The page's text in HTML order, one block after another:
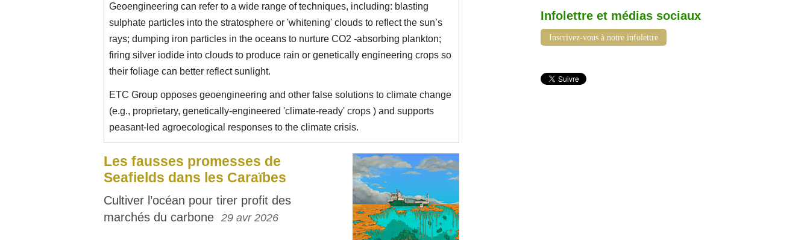
Geoengineering can refer to a wide range of techniques, including: blasting
sulphate particles into the stratosphere or 'whitening' clouds to reflect the sun’s
rays; dumping iron particles in the oceans to nurture CO2 -absorbing plankton;
firing silver iodide into clouds to produce rain or genetically engineering crops so
their foliage can better reflect sunlight.
ETC Group opposes geoengineering and other false solutions to climate change
(e.g., proprietary, genetically-engineered 'climate-ready' crops ) and supports
peasant-led agroecological responses to the climate crisis.
Les fausses promesses de
Seafields dans les Caraïbes
Cultiver l’océan pour tirer profit des
marchés du carbone 29 avr 2026
Infolettre et médias sociaux
Inscrivez-vous à notre infolettre